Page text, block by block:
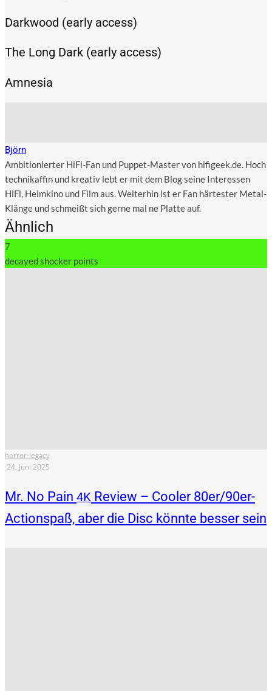
Darkwood (early access)
The Long Dark (early access)
Amnesia
Björn
Ambitionierter HiFi-Fan und Puppet-Master von hifigeek.de. Hoch
technikaffin und kreativ lebt er mit dem Blog seine Interessen
HiFi, Heimkino und Film aus. Weiterhin ist er Fan härtester Metal-
Klänge und schmeißt sich gerne mal ne Platte auf.
Ähnlich
7
decayed shocker points
horror-legacy
·24. Juni 2025
Mr. No Pain 4K Review – Cooler 80er/90er-
Actionspaß, aber die Disc könnte besser sein